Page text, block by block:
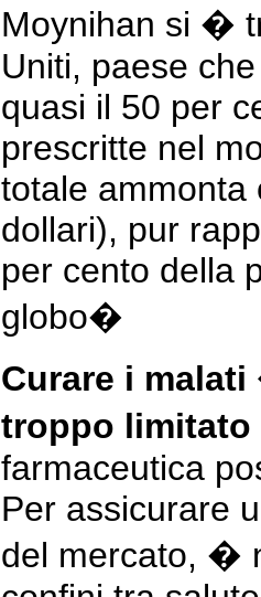
Moynihan si �
Uniti, paese
quasi il 50 per
prescritte nel
totale ammonta
dollari), pur
per cento della
globo�
Curare i
troppo limitato
farmaceutica
Per assicurare
del mercato, �